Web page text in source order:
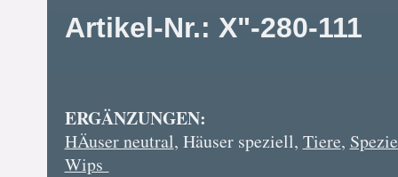
Artikel-Nr.: X"-280-111
ERGÄNZUNGEN:
HÄuser neutral, Häuser speziell, Tiere,
Wips